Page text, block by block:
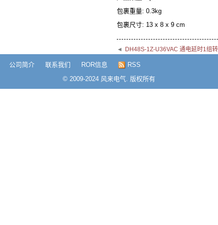
包裹重量: 0.3kg
包裹尺寸: 13 x 8 x 9 cm
◄ DH48S-1Z-U36VAC 通电延时1组
公司简介 联系我们 ROR信息
RSS
© 2009-2024 风来电气. 版权所有